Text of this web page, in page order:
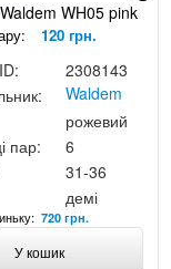
WH05 pink
120 грн.
2308143
Waldem
рожевий
пар:
6
31-36
демі
720 грн.
У кошик